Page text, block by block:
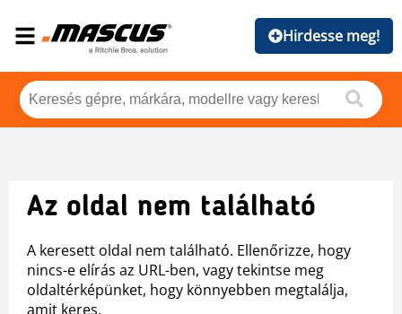
Hirdesse meg!
Az oldal nem található
A keresett oldal nem található. Ellenőrizze, hogy
nincs-e elírás az URL-ben, vagy tekintse meg
oldaltérképünket, hogy könnyebben megtalálja,
amit keres.